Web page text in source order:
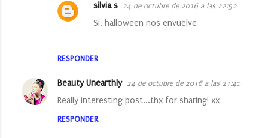
RESPONDER
silvia s 24 de octubre de 2016 a las 22:52
Si, halloween nos envuelve
Beauty Unearthly 24 de octubre de 2016 a las 21:40
Really interesting post...thx for sharing! xx
RESPONDER